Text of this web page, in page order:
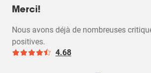
Merci!
Nous avons déjà de nombreuses
positives.
4.68